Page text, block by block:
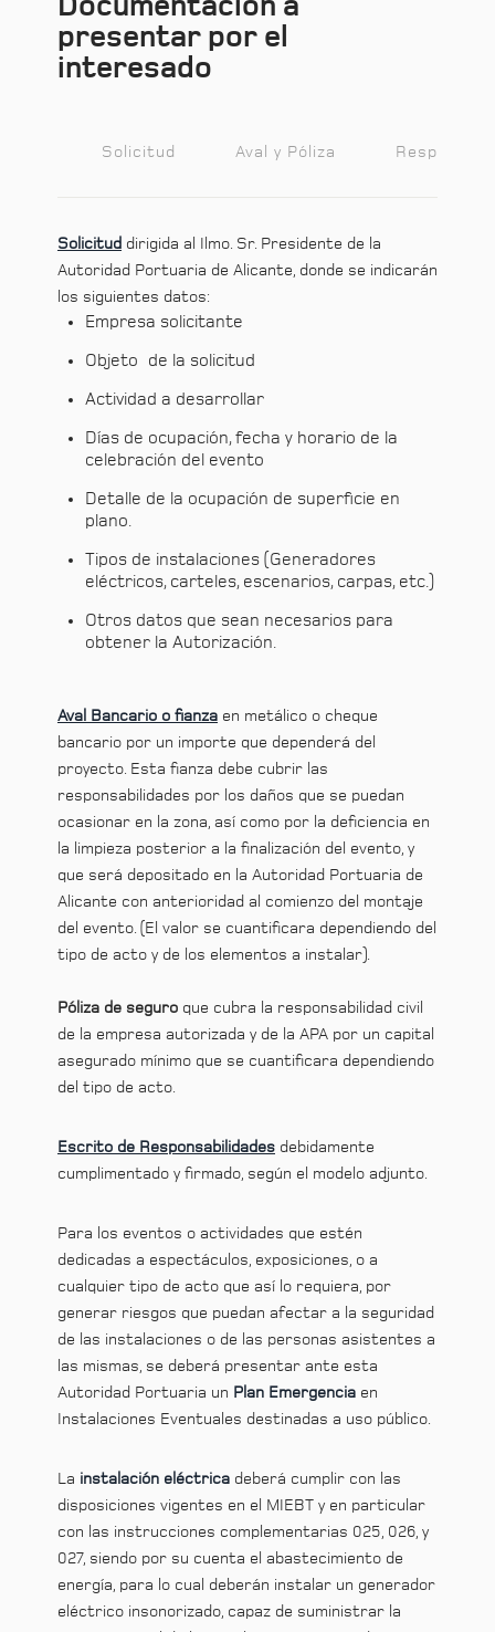
Documentación a
presentar por el
interesado
Solicitud Aval y Póliza
Solicitud dirigida al Ilmo. Sr. Presidente de la
Autoridad Portuaria de Alicante, donde se indicarán
los siguientes datos:
Empresa solicitante
Objeto de la solicitud
Actividad a desarrollar
Días de ocupación, fecha y horario de la
celebración del evento
Detalle de la ocupación de superficie en
plano.
Tipos de instalaciones (Generadores
eléctricos, carteles, escenarios, carpas, etc.)
Otros datos que sean necesarios para
obtener la Autorización.
Aval Bancario o fianza en metálico o cheque
bancario por un importe que dependerá del
proyecto. Esta fianza debe cubrir las
responsabilidades por los daños que se puedan
ocasionar en la zona, así como por la deficiencia en
la limpieza posterior a la finalización del evento, y
que será depositado en la Autoridad Portuaria de
Alicante con anterioridad al comienzo del montaje
del evento. (El valor se cuantificara dependiendo del
tipo de acto y de los elementos a instalar).
Póliza de seguro que cubra la responsabilidad civil
de la empresa autorizada y de la APA por un capital
asegurado mínimo que se cuantificara dependiendo
del tipo de acto.
Escrito de Responsabilidades debidamente
cumplimentado y firmado, según el modelo adjunto.
Para los eventos o actividades que estén
dedicadas a espectáculos, exposiciones, o a
cualquier tipo de acto que así lo requiera, por
generar riesgos que puedan afectar a la seguridad
de las instalaciones o de las personas asistentes a
las mismas, se deberá presentar ante esta
Autoridad Portuaria un Plan Emergencia en
Instalaciones Eventuales destinadas a uso público.
La instalación eléctrica deberá cumplir con las
disposiciones vigentes en el MIEBT y en particular
con las instrucciones complementarias 025, 026, y
027, siendo por su cuenta el abastecimiento de
energía, para lo cual deberán instalar un generador
eléctrico insonorizado, capaz de suministrar la